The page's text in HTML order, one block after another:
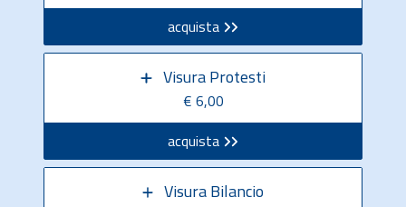
acquista
Visura Protesti
€ 6,00
acquista
Visura Bilancio